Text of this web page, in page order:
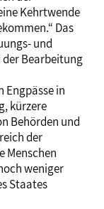
Kehrtwende
Das
und
Bearbeitung
in
kürzere
Behörden und
der
Menschen
weniger
Staates